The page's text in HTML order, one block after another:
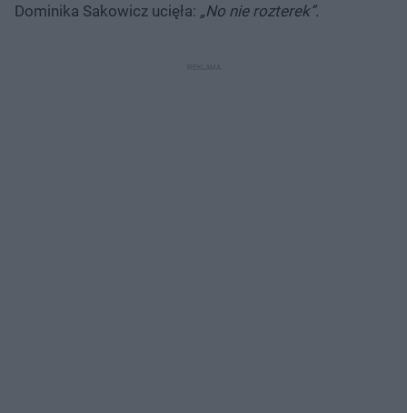
Dominika Sakowicz ucięła: „No nie rozterek”.